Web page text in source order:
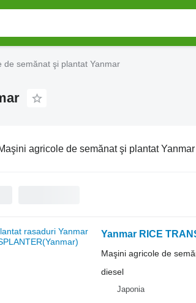
de semănat şi plantat Yanmar
agricole de semănat şi plantat Yanmar
Yanmar RICE
Maşini agricole de
diesel
Japonia